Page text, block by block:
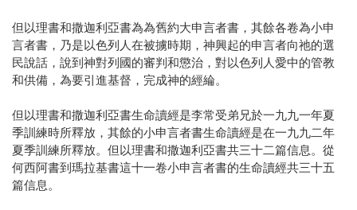
但以理書和撒迦利亞書為為舊約大申言者書，其餘各卷為小申
言者書，乃是以色列人在被擄時期，神興起的申言者向祂的選
民說話，說到神對列國的審判和懲治，對以色列人愛中的管教
和供備，為要引進基督，完成神的經綸。
但以理書和撒迦利亞書生命讀經是李常受弟兄於一九九一年夏
季訓練時所釋放，其餘的小申言者書生命讀經是在一九九二年
夏季訓練所釋放。但以理書和撒迦利亞書共三十二篇信息。從
何西阿書到瑪拉基書這十一卷小申言者書的生命讀經共三十五
篇信息。